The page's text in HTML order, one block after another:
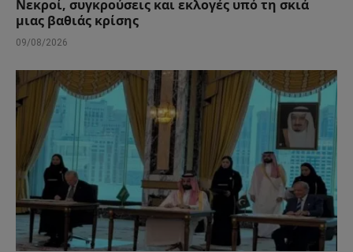
Νεκροί, συγκρούσεις και εκλογές υπό τη σκιά
μιας βαθιάς κρίσης
09/08/2026